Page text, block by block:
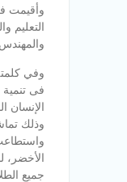
وأقيمت
التعليم
وفي
فى تنمية
الإنسان
جميع